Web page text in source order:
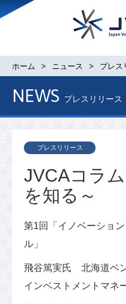
ホーム ニュース プレス
NEWS プレスリリース
JVCAコラ
を知る～
プレスリリース
第1回「イノベーショ
ル」
飛谷篤実氏 北海道ベ
インベストメントマネ